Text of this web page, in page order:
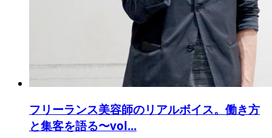
フリーランス美容師のリアルボイス。働き方
と集客を語る〜vol...